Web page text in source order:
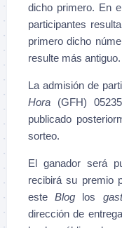
dicho primero. En
participantes
primero dicho
resulte más antiguo.
La admisión de
Hora (GFH)
publicado
sorteo.
El ganador será
recibirá su premio
esteBlog los
dirección de